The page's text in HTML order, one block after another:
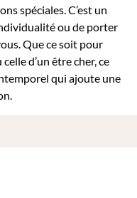
spéciales. C’est un
ou de porter
Que ce soit pour
d’un être cher, ce
qui ajoute une